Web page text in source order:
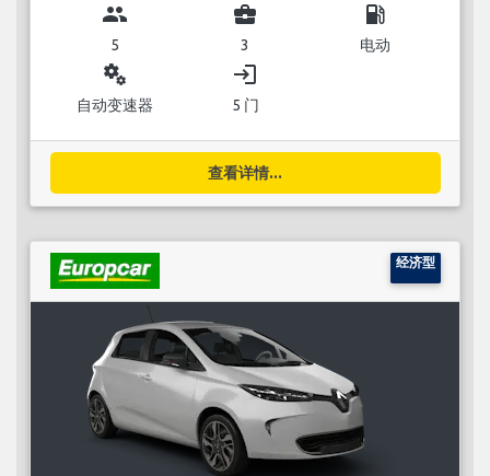
group
5
business_center
3
local_gas_station
电动
miscellaneous_services
自动变速器
login
5 门
查看详情...
经济型